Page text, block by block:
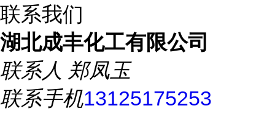
联系我们
湖北成丰化工有限公司
联系人 郑凤玉
联系手机13125175253